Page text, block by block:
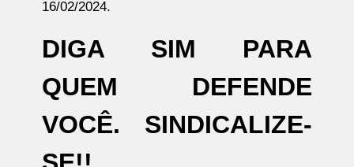
16/02/2024.
DIGA SIM PARA
QUEM DEFENDE
VOCÊ. SINDICALIZE-